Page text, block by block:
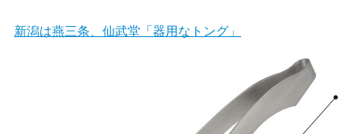
新潟は燕三条、仙武堂「器用なトング」